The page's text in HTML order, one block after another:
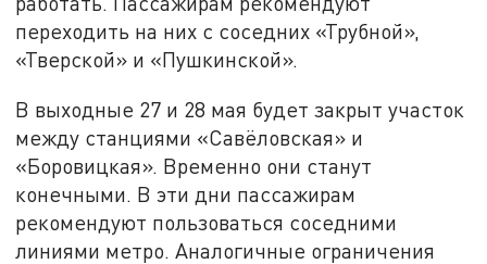
переходить на них с соседних «Трубной»,
«Тверской» и «Пушкинской».
В выходные 27 и 28 мая будет закрыт участок
между станциями «Савёловская» и
«Боровицкая». Временно они станут
конечными. В эти дни пассажирам
рекомендуют пользоваться соседними
линиями метро. Аналогичные ограничения